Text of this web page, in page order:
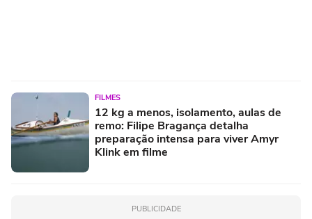
FILMES
12 kg a menos, isolamento, aulas de
remo: Filipe Bragança detalha
preparação intensa para viver Amyr
Klink em filme
PUBLICIDADE